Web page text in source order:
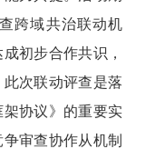
跨域共治联动机
初步合作共识，
次联动评查是落
协议》的重要实
审查协作从机制